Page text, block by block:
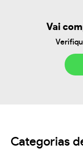
Vai
Categorias